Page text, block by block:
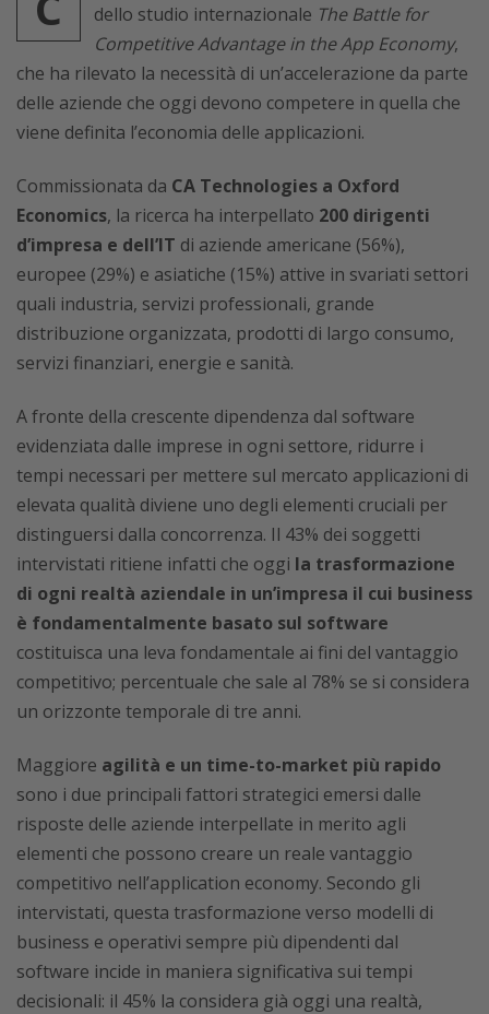
dello studio internazionale The Battle for
Competitive Advantage in the App Economy,
che ha rilevato la necessità di un’accelerazione da parte
delle aziende che oggi devono competere in quella che
viene definita l’economia delle applicazioni.
Commissionata da CA Technologies a Oxford
Economics, la ricerca ha interpellato 200 dirigenti
d’impresa e dell’IT di aziende americane (56%),
europee (29%) e asiatiche (15%) attive in svariati settori
quali industria, servizi professionali, grande
distribuzione organizzata, prodotti di largo consumo,
servizi finanziari, energie e sanità.
A fronte della crescente dipendenza dal software
evidenziata dalle imprese in ogni settore, ridurre i
tempi necessari per mettere sul mercato applicazioni di
elevata qualità diviene uno degli elementi cruciali per
distinguersi dalla concorrenza. Il 43% dei soggetti
intervistati ritiene infatti che oggi la trasformazione
di ogni realtà aziendale in un’impresa il cui business
è fondamentalmente basato sul software
costituisca una leva fondamentale ai fini del vantaggio
competitivo; percentuale che sale al 78% se si considera
un orizzonte temporale di tre anni.
Maggiore agilità e un time-to-market più rapido
sono i due principali fattori strategici emersi dalle
risposte delle aziende interpellate in merito agli
elementi che possono creare un reale vantaggio
competitivo nell’application economy. Secondo gli
intervistati, questa trasformazione verso modelli di
business e operativi sempre più dipendenti dal
software incide in maniera significativa sui tempi
decisionali: il 45% la considera già oggi una realtà,